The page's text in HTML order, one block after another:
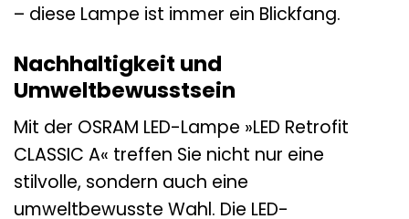
– diese Lampe ist immer ein Blickfang.
Nachhaltigkeit und
Umweltbewusstsein
Mit der OSRAM LED-Lampe »LED Retrofit
CLASSIC A« treffen Sie nicht nur eine
stilvolle, sondern auch eine
umweltbewusste Wahl. Die LED-